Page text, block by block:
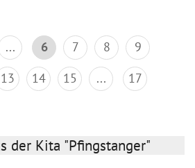
... 6 7 8
9
13 14 15 ... 17
der Kita "Pfingstanger"